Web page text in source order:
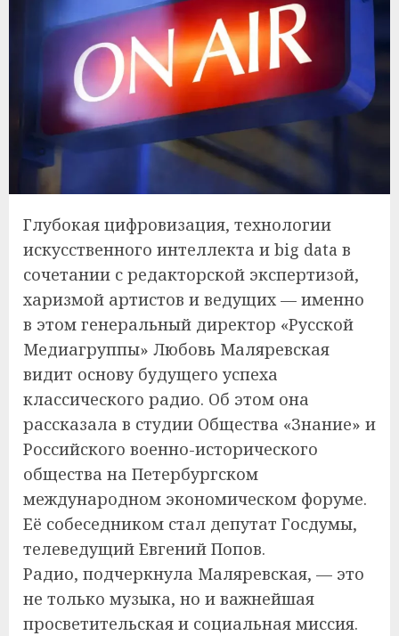
Глубокая цифровизация, технологии
искусственного интеллекта и big data в
сочетании с редакторской экспертизой,
харизмой артистов и ведущих — именно
в этом генеральный директор «Русской
Медиагруппы» Любовь Маляревская
видит основу будущего успеха
классического радио. Об этом она
рассказала в студии Общества «Знание» и
Российского военно-исторического
общества на Петербургском
международном экономическом форуме.
Её собеседником стал депутат Госдумы,
телеведущий Евгений Попов.
Радио, подчеркнула Маляревская, — это
не только музыка, но и важнейшая
просветительская и социальная миссия.